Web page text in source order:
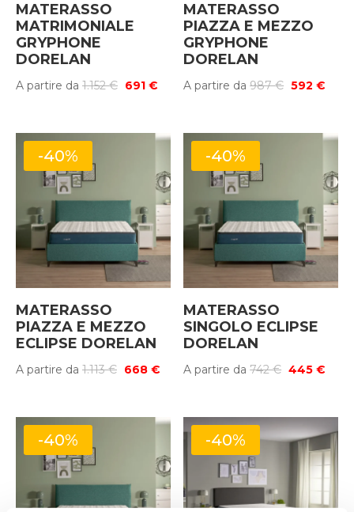
MATERASSO
MATRIMONIALE
GRYPHONE
DORELAN
A partire da 1.152€ Il691 €
MATERASSO
PIAZZA E MEZZO
GRYPHONE
DORELAN
A partire da987€ Il592€
-40%
MATERASSO
PIAZZA E MEZZO
ECLIPSE DORELAN
A partire da 1.113€ Il668 €
668 €.
-40%
MATERASSO
SINGOLO ECLIPSE
DORELAN
A partire da742€ Il
era:
742 €.
445€
è:
445
-40% -40%